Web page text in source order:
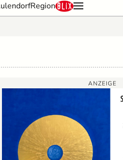
Region
ANZEIGE